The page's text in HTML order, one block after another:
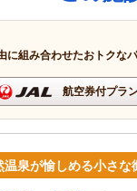
に組み合わせたおトクな
航空券付プラ
泉が愉しめる小さな